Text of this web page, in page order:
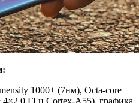
1000+ (7нм), Octa-core
ГГц Cortex-A55), графика